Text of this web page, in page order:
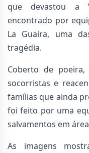
que devastou a
encontrado por
La Guaira, uma
tragédia.
Coberto de
socorristas e
famílias que ainda
foi feito por uma
salvamentos em
As imagens